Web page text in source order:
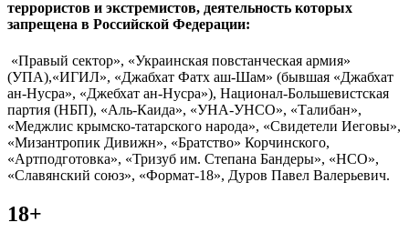
террористов и экстремистов, деятельность которых
запрещена в Российской Федерации:
«Правый сектор», «Украинская повстанческая армия»
(УПА),«ИГИЛ», «Джабхат Фатх аш-Шам» (бывшая «Джабхат
ан-Нусра», «Джебхат ан-Нусра»), Национал-Большевистская
партия (НБП), «Аль-Каида», «УНА-УНСО», «Талибан»,
«Меджлис крымско-татарского народа», «Свидетели Иеговы»,
«Мизантропик Дивижн», «Братство» Корчинского,
«Артподготовка», «Тризуб им. Степана Бандеры», «НСО»,
«Славянский союз», «Формат-18», Дуров Павел Валерьевич.
18+